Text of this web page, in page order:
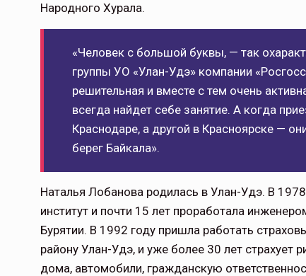
Народного Хурала.
«Человек с большой буквы, — так
группы УО «Улан-Удэ» компании
решительная и вместе с тем очень
всегда найдет себе занятие. А когда
Краснодаре, а другой в Красноярске —
берег Байкала».
Наталья Лобанова родилась в Улан-Удэ. В
институт и почти 15 лет проработала
Бурятии. В 1992 году пришла работать
району Улан-Удэ, и уже более 30 лет страхует
дома, автомобили, гражданскую